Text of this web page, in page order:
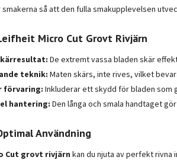
så att den fulla smakupplevelsen
Micro Cut Grovt Rivjärn
De extremt vassa bladen skär
teknik: Maten skärs, inte rives, vilket
förvaring: Inkluderar ett skydd för bladen som
hantering: Den långa och smala handtaget
Användning
Cut grovt rivjärn kan du njuta av perfekt